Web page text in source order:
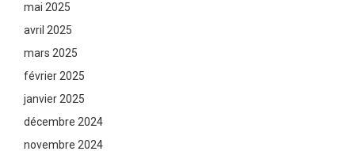
mai 2025
avril 2025
mars 2025
février 2025
janvier 2025
décembre 2024
novembre 2024